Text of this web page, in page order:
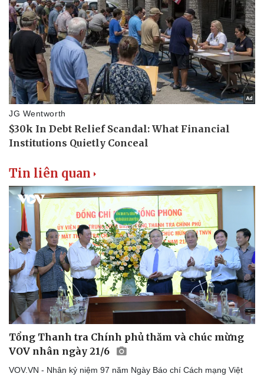
Văn hóa
Sân khấu - Điện ảnh
Văn học
Âm nhạc
Di sản
Giải trí
Nghệ sĩ
Thời trang
Sao Việt
Tin liên quan
Tổng Thanh tra Chính phủ thăm và chúc mừng
VOV nhân ngày 21/6
VOV.VN - Nhân kỷ niệm 97 năm Ngày Báo chí Cách mạng Việt